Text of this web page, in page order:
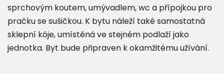
sprchovým koutem, umývadlem, wc a přípojkou pro
pračku se sušičkou. K bytu náleží také samostatná
sklepní kóje, umístěná ve stejném podlaží jako
jednotka. Byt bude připraven k okamžitému užívání.